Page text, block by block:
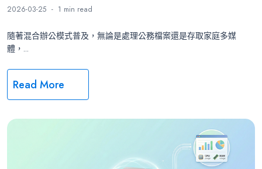
2026-03-25 1 min read
隨著混合辦公模式普及，無論是處理公務檔案還是存取家庭多媒
體，...
Read More